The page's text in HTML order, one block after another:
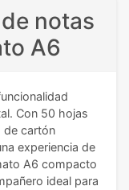
notas
A6
Con 50 hojas
de cartón
experiencia de
A6 compacto
ideal para